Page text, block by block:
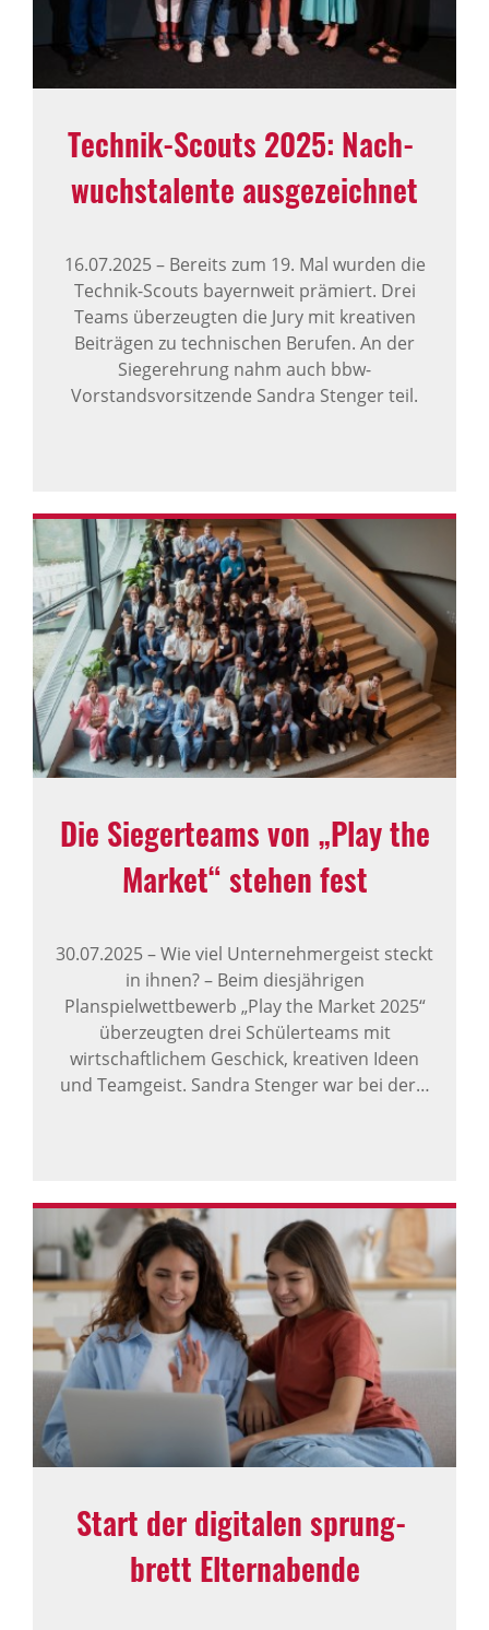
Technik-Scouts 2025: Nach­
wuchs­ta­lente ausge­zeichnet
16.07.2025–Bereits zum 19. Mal wurden die
Technik-Scouts bayernweit prämiert. Drei
Teams überzeugten die Jury mit kreativen
Beiträgen zu technischen Berufen. An der
Siegerehrung nahm auch bbw-
Vorstandsvorsitzende Sandra Stenger teil.
Die Sieger­teams von „Play the
Market“ stehen fest
30.07.2025–Wie viel Unternehmergeist steckt
in ihnen? – Beim diesjährigen
Planspielwettbewerb „Play the Market 2025“
überzeugten drei Schülerteams mit
wirtschaftlichem Geschick, kreativen Ideen
und Teamgeist. Sandra Stenger war bei der…
Start der digi­talen sprung­
brett Eltern­abende